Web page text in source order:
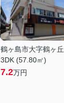
鶴ヶ島市大字鶴ヶ丘
3DK (57.80㎡)
7.2万円